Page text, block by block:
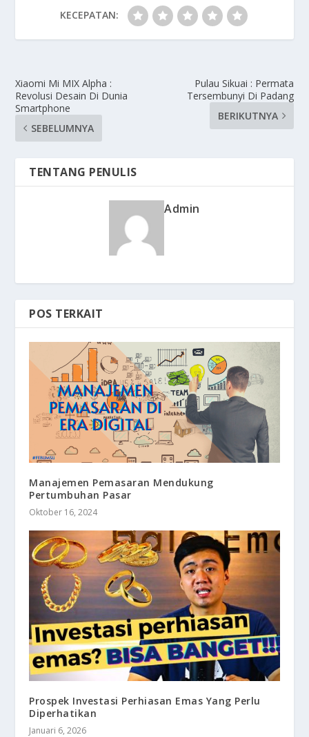
KECEPATAN:
Xiaomi Mi MIX Alpha :
Revolusi Desain Di Dunia
Smartphone
SEBELUMNYA
Pulau Sikuai : Permata
Tersembunyi Di Padang
BERIKUTNYA
TENTANG PENULIS
Admin
POS TERKAIT
Manajemen Pemasaran Mendukung
Pertumbuhan Pasar
Oktober 16, 2024
Prospek Investasi Perhiasan Emas Yang Perlu
Diperhatikan
Januari 6, 2026